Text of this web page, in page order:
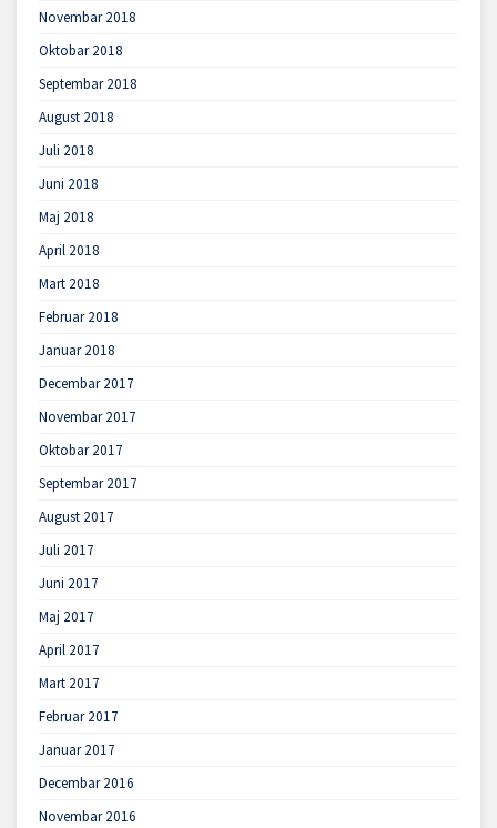
Novembar 2018
Oktobar 2018
Septembar 2018
August 2018
Juli 2018
Juni 2018
Maj 2018
April 2018
Mart 2018
Februar 2018
Januar 2018
Decembar 2017
Novembar 2017
Oktobar 2017
Septembar 2017
August 2017
Juli 2017
Juni 2017
Maj 2017
April 2017
Mart 2017
Februar 2017
Januar 2017
Decembar 2016
Novembar 2016